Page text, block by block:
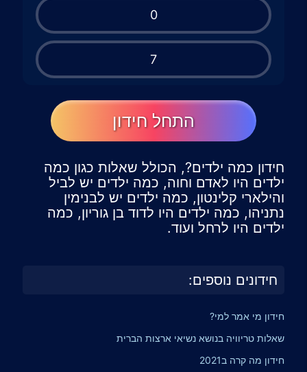
0
7
התחל חידון
חידון כמה ילדים?, הכולל שאלות כגון כמה
ילדים היו לאדם וחוה, כמה ילדים יש לביל
והילארי קלינטון, כמה ילדים יש לבנימין
נתניהו, כמה ילדים היו לדוד בן גוריון, כמה
ילדים היו לרחל ועוד.
חידונים נוספים:
חידון מי אמר למי?
שאלות טריוויה בנושא נשיאי ארצות הברית
חידון מה קרה ב2021